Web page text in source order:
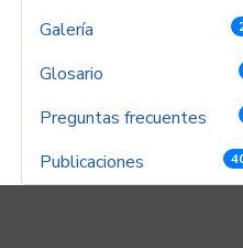
Galería
Glosario
Preguntas frecuentes
Publicaciones